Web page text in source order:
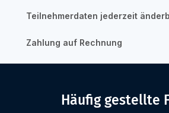
Teilnehmerdaten jederzeit
Zahlung auf Rechnung
Häufig gestellte